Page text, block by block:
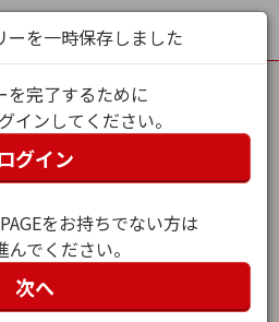
ーを一時保存しました
を完了するために
インしてください。
グイン
をお持ちでない方は
でください。
次へ